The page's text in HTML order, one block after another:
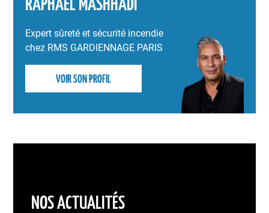
RAPHAËL MASHHADI
Expert sûreté et sécurité incendie
chez RMS GARDIENNAGE PARIS
VOIR SON PROFIL
NOS ACTUALITÉS